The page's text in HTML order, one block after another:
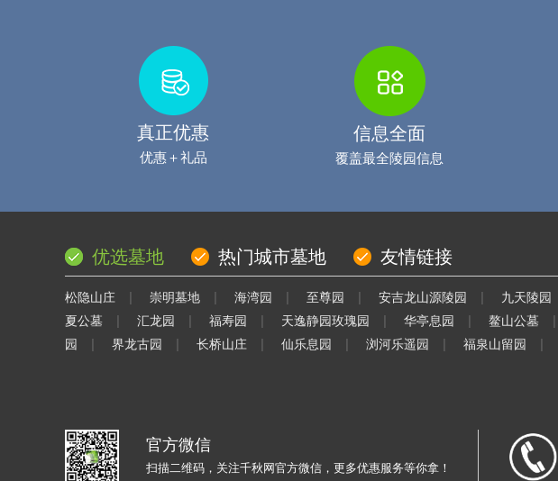
真正优惠
优惠＋礼品
信息全面
覆盖最全陵园信息
优选墓地 热门城市墓地 友情链接
松隐山庄 | 崇明墓地 | 海湾园 | 至尊园 | 安吉龙山源陵园 | 九天陵园
夏公墓
| 汇龙园 | 福寿园 | 天逸静园玫瑰园 | 华亭息园 | 鳌山公墓 |
园
| 界龙古园 | 长桥山庄 | 仙乐息园 | 浏河乐遥园 | 福泉山留园 |
官方微信
扫描二维码，关注千秋网官方微信，更多优惠服务等你拿！